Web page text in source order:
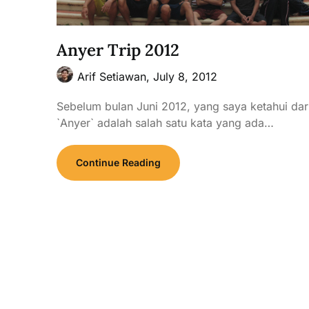
Anyer Trip 2012
Arif Setiawan, July 8, 2012
Sebelum bulan Juni 2012, yang saya ketahui
`Anyer` adalah salah satu kata yang ada…
Continue Reading